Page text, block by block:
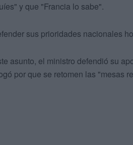
y que "Francia lo sabe".
sus prioridades nacionales
asunto, el ministro defendió su
por que se retomen las "mesas